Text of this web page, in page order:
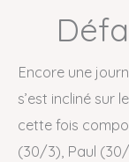
Encore une
s’est incliné sur
cette fois
(30/3), Paul